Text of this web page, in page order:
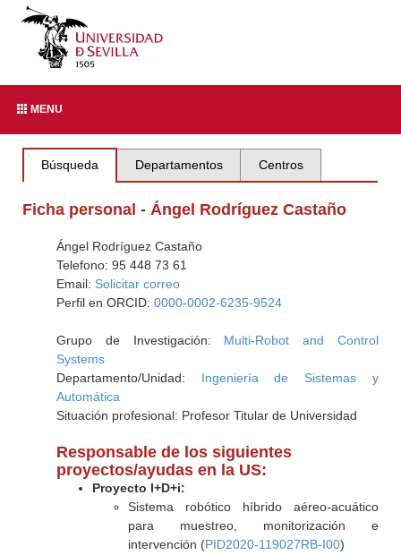
MENU
Búsqueda Departamentos Centros
Ficha personal - Ángel Rodríguez Castaño
Ángel Rodríguez Castaño
Telefono: 95 448 73 61
Email: Solicitar correo
Perfil en ORCID: 0000-0002-6235-9524
Grupo de Investigación: Multi-Robot and Control
Systems
Departamento/Unidad: Ingeniería de Sistemas y
Automática
Situación profesional: Profesor Titular de Universidad
Responsable de los siguientes
proyectos/ayudas en la US:
Proyecto I+D+i:
Sistema robótico híbrido aéreo-acuático
para muestreo, monitorización e
intervención (PID2020-119027RB-I00)